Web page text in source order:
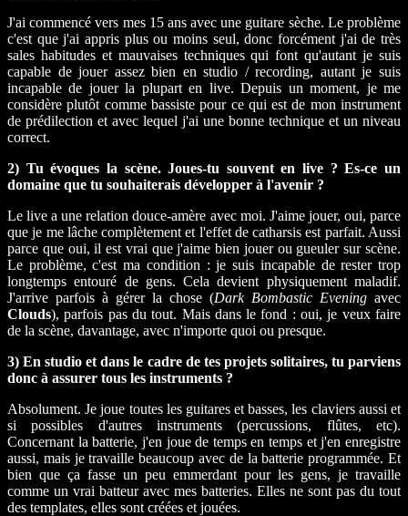
J'ai commencé vers mes 15 ans avec une guitare sèche. Le problème
c'est que j'ai appris plus ou moins seul, donc forcément j'ai de très
sales habitudes et mauvaises techniques qui font qu'autant je suis
capable de jouer assez bien en studio / recording, autant je suis
incapable de jouer la plupart en live. Depuis un moment, je me
considère plutôt comme bassiste pour ce qui est de mon instrument
de prédilection et avec lequel j'ai une bonne technique et un niveau
correct.
2) Tu évoques la scène. Joues-tu souvent en live ? Es-ce un
domaine que tu souhaiterais développer à l'avenir ?
Le live a une relation douce-amère avec moi. J'aime jouer, oui, parce
que je me lâche complètement et l'effet de catharsis est parfait. Aussi
parce que oui, il est vrai que j'aime bien jouer ou gueuler sur scène.
Le problème, c'est ma condition : je suis incapable de rester trop
longtemps entouré de gens. Cela devient physiquement maladif.
J'arrive parfois à gérer la chose (Dark Bombastic Evening avec
Clouds), parfois pas du tout. Mais dans le fond : oui, je veux faire
de la scène, davantage, avec n'importe quoi ou presque.
3) En studio et dans le cadre de tes projets solitaires, tu parviens
donc à assurer tous les instruments ?
Absolument. Je joue toutes les guitares et basses, les claviers aussi et
si possibles d'autres instruments (percussions, flûtes, etc).
Concernant la batterie, j'en joue de temps en temps et j'en enregistre
aussi, mais je travaille beaucoup avec de la batterie programmée. Et
bien que ça fasse un peu emmerdant pour les gens, je travaille
comme un vrai batteur avec mes batteries. Elles ne sont pas du tout
des templates, elles sont créées et jouées.